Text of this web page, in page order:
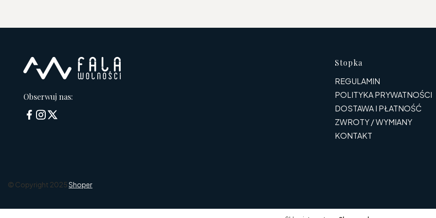
Obserwuj nas:
Linki w
Stopka
REGULAMIN
POLITYKA PRYWATNOŚCI
DOSTAWA I PŁATNOŚĆ
ZWROTY / WYMIANY
KONTAKT
© Copyright 2025Shoper